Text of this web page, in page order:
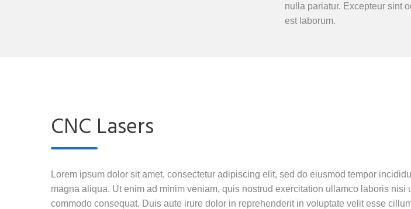
nulla pariatur. Excepteur sint
est laborum.
CNC Lasers
Lorem ipsum dolor sit amet, consectetur adipiscing elit, sed do eiusmod tempor
magna aliqua. Ut enim ad minim veniam, quis nostrud exercitation ullamco laboris nisi
commodo consequat. Duis aute irure dolor in reprehenderit in voluptate velit esse